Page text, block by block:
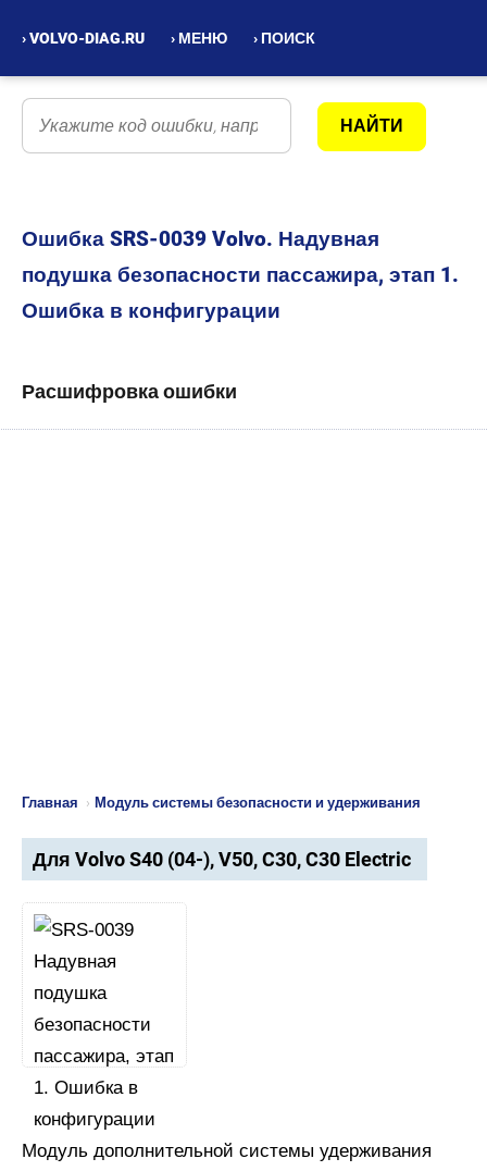
› VOLVO-DIAG.RU › МЕНЮ › ПОИСК
Ошибка SRS-0039 Volvo. Надувная
подушка безопасности пассажира, этап 1.
Ошибка в конфигурации
Расшифровка ошибки
Главная › Модуль системы безопасности и удерживания
Для Volvo S40 (04-), V50, C30, C30 Electric
Модуль дополнительной системы удерживания